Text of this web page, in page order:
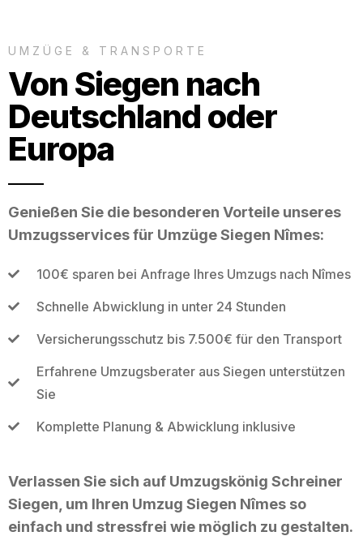
UMZÜGE & TRANSPORTE
Von Siegen nach
Deutschland oder
Europa
Genießen Sie die besonderen Vorteile unseres
Umzugsservices für Umzüge Siegen Nîmes:
100€ sparen bei Anfrage Ihres Umzugs nach Nîmes
Schnelle Abwicklung in unter 24 Stunden
Versicherungsschutz bis 7.500€ für den Transport
Erfahrene Umzugsberater aus Siegen unterstützen
Sie
Komplette Planung & Abwicklung inklusive
Verlassen Sie sich auf Umzugskönig Schreiner
Siegen, um Ihren Umzug Siegen Nîmes so
einfach und stressfrei wie möglich zu gestalten.